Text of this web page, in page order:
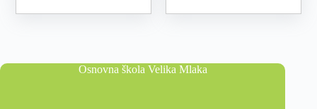
Osnovna škola Velika Mlaka